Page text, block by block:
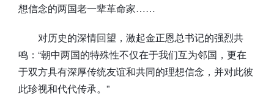
想信念的两国老一辈革命家……
对历史的深情回望，激起金正恩总书记的强烈共
鸣：“朝中两国的特殊性不仅在于我们互为邻国，更在
于双方具有深厚传统友谊和共同的理想信念，并对此彼
此珍视和代代传承。”